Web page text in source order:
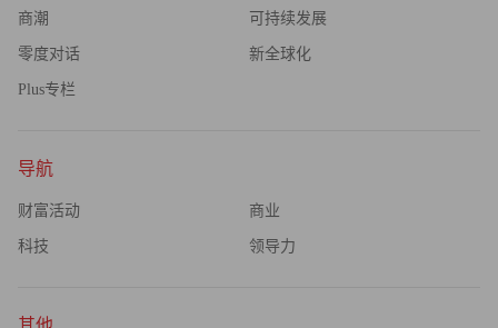
光伏行业，企业的高质量发展离不开高层次人才的有力支
撑。针对归属于晶澳大家庭的5万余名员工，晶澳始终怀揣
路。
关于员工基础权利的保障，晶澳科技始终坚持“以人为本，
预防为主，安全健康工作”的职业健康安全方针，加强职业
护员工身心健康。为此，晶澳科技公司建立了名为“计划、
商潮 可持续发展
零度对话 新全球化
Plus专栏
导航
财富活动 商业
科技 领导力